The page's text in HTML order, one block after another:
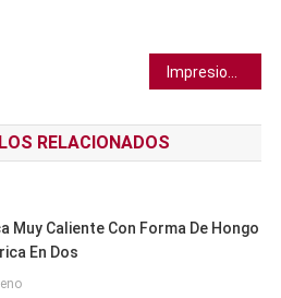
RELACIONADOS
Muy Caliente Con Forma De Hongo
En Dos